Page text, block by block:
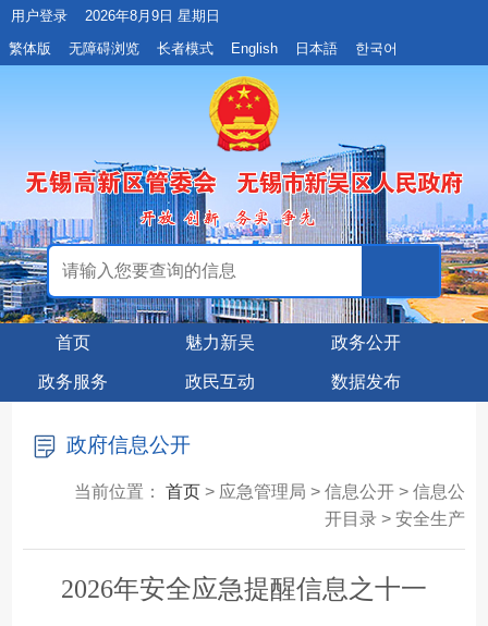
用户登录
2026年8月9日 星期日
繁体版
无障碍浏览 长者模式 English 日本語 한국어
首页 魅力新吴 政务公开
政务服务 政民互动 数据发布
政府信息公开
当前位置： 首页> 应急管理局 > 信息公开 > 信息公
开目录 > 安全生产
2026年安全应急提醒信息之十一